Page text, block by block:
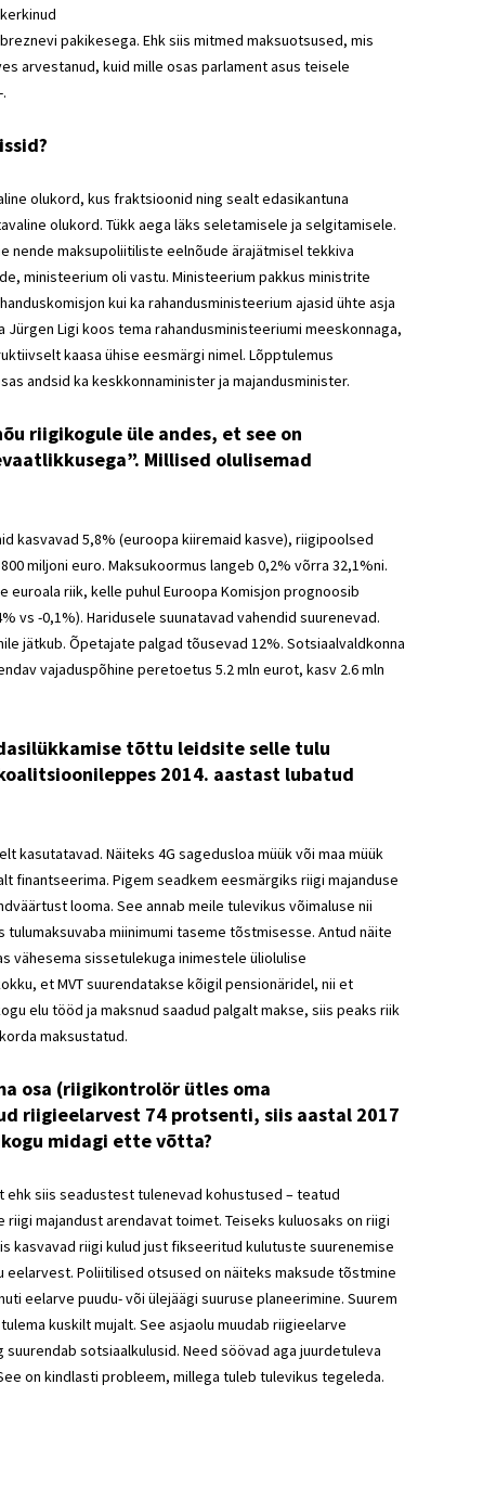
pakikesega. Ehk siis mitmed maksuotsused, mis
arvestanud, kuid mille osas parlament asus teisele
olukord, kus fraktsioonid ning sealt edasikantuna
olukord. Tükk aega läks seletamisele ja selgitamisele.
nende maksupoliitiliste eelnõude ärajätmisel tekkiva
ministeerium oli vastu. Ministeerium pakkus ministrite
kui ka rahandusministeerium ajasid ühte asja
Ligi koos tema rahandusministeeriumi meeskonnaga,
kaasa ühise eesmärgi nimel. Lõpptulemus
andsid ka keskkonnaminister ja majandusminister.
riigikogule üle andes, et see on
Millised olulisemad
kasvavad 5,8% (euroopa kiiremaid kasve), riigipoolsed
miljoni euro. Maksukoormus langeb 0,2% võrra 32,1%ni.
euroala riik, kelle puhul Euroopa Komisjon prognoosib
vs -0,1%). Haridusele suunatavad vahendid suurenevad.
jätkub. Õpetajate palgad tõusevad 12%. Sotsiaalvaldkonna
vajaduspõhine peretoetus 5.2 mln eurot, kasv 2.6 mln
tõttu leidsite selle tulu
2014. aastast lubatud
kasutatavad. Näiteks 4G sagedusloa müük või maa müük
finantseerima. Pigem seadkem eesmärgiks riigi majanduse
looma. See annab meile tulevikus võimaluse nii
miinimumi taseme tõstmisesse. Antud näite
vähesema sissetulekuga inimestele üliolulise
et MVT suurendatakse kõigil pensionäridel, nii et
elu tööd ja maksnud saadud palgalt makse, siis peaks riik
maksustatud.
osa (riigikontrolör ütles oma
riigieelarvest 74 protsenti, siis aastal 2017
midagi ette võtta?
siis seadustest tulenevad kohustused – teatud
majandust arendavat toimet. Teiseks kuluosaks on riigi
kasvavad riigi kulud just fikseeritud kulutuste suurenemise
Poliitilised otsused on näiteks maksude tõstmine
eelarve puudu- või ülejäägi suuruse planeerimine. Suurem
kuskilt mujalt. See asjaolu muudab riigieelarve
sotsiaalkulusid. Need söövad aga juurdetuleva
on kindlasti probleem, millega tuleb tulevikus tegeleda.